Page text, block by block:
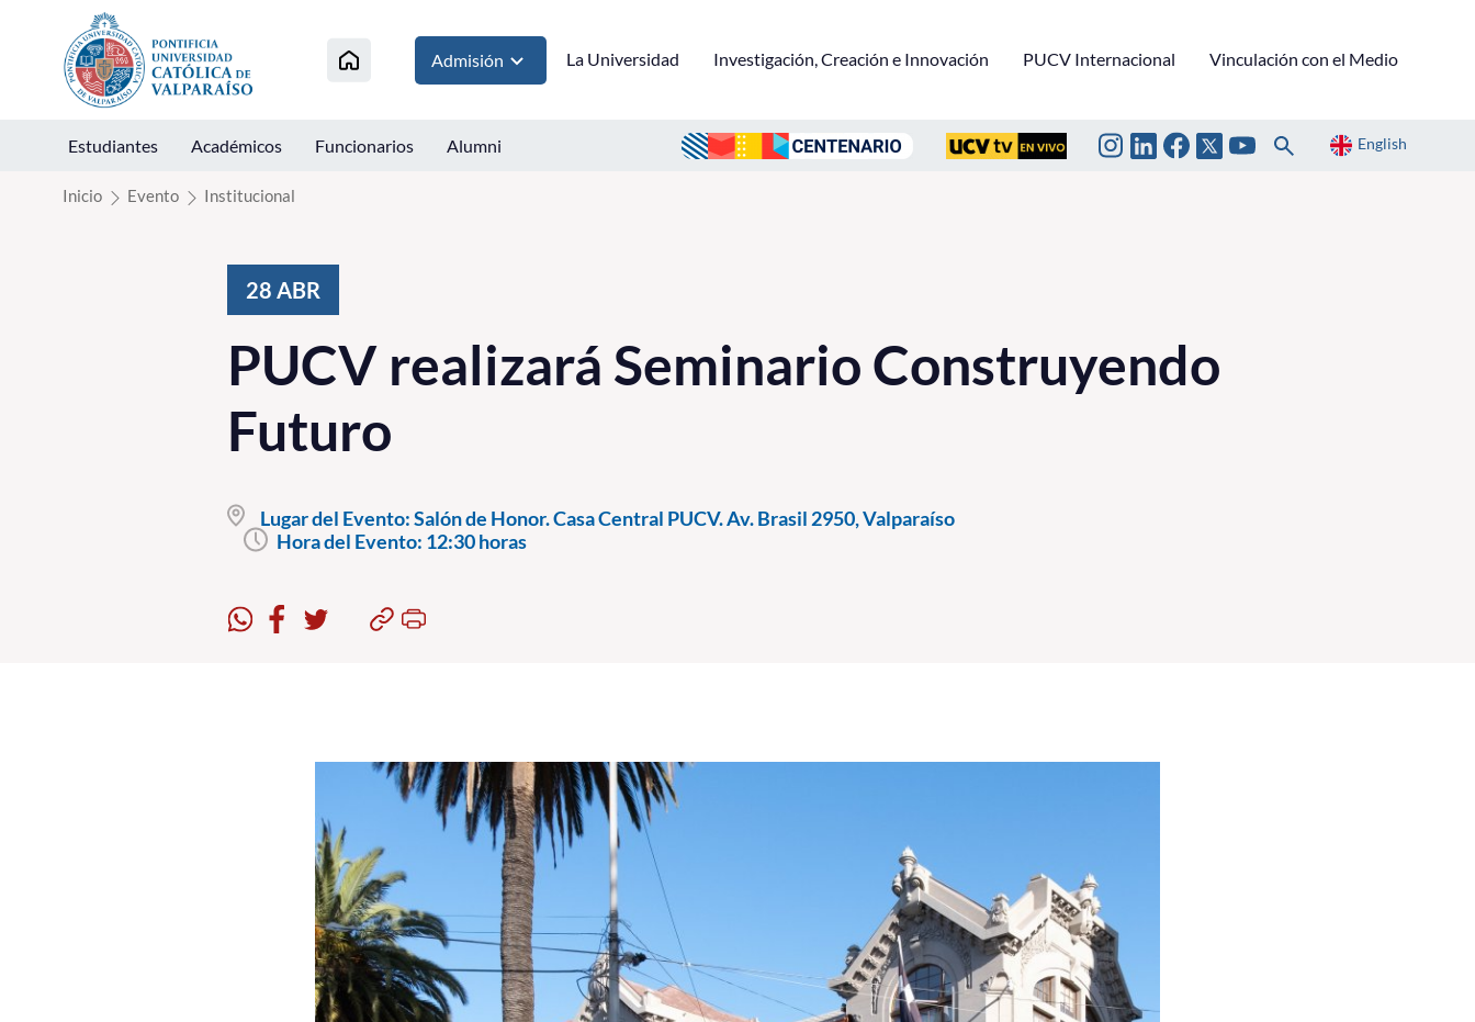
Click acá para ir directamente al contenido
Admisión La Universidad Investigación, Creación e Innovación PUCV Internacional Vinculación con el Medio
Estudiantes Académicos Funcionarios Alumni English
Inicio Evento Institucional
28 ABR
PUCV realizará Seminario Construyendo
Futuro
Lugar del Evento:Salón de Honor. Casa Central PUCV. Av. Brasil 2950, Valparaíso
Hora del Evento: 12:30 horas